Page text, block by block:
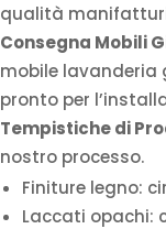
qualità
Consegna Mobili
mobile
pronto per
Tempistiche di
nostro processo.
Finiture legno:
Laccati opachi: